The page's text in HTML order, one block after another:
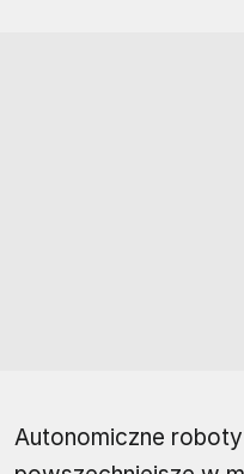
Autonomiczne